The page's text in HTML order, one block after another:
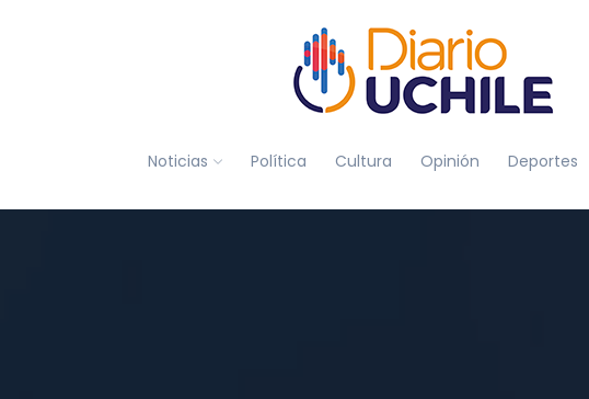
Noticias Política Cultura Opinión Deportes